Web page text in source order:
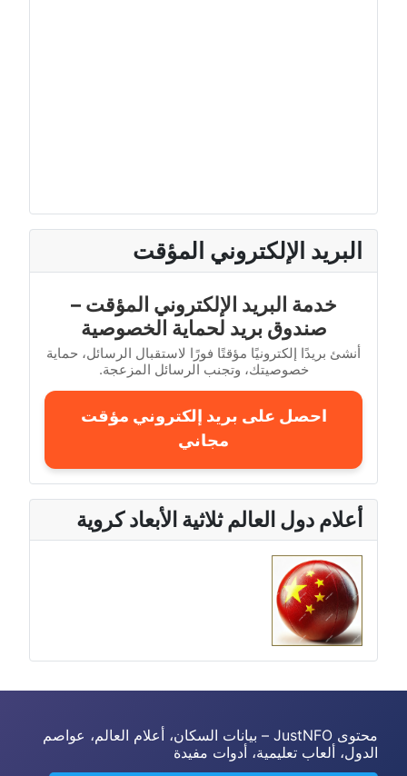
البريد الإلكتروني المؤقت
خدمة البريد الإلكتروني المؤقت –
صندوق بريد لحماية الخصوصية
أنشئ بريدًا إلكترونيًا مؤقتًا فورًا لاستقبال الرسائل، حماية
خصوصيتك، وتجنب الرسائل المزعجة.
احصل على بريد إلكتروني مؤقت
مجاني
أعلام دول العالم ثلاثية الأبعاد كروية
محتوى JustNFO – بيانات السكان، أعلام العالم، عواصم
الدول، ألعاب تعليمية، أدوات مفيدة